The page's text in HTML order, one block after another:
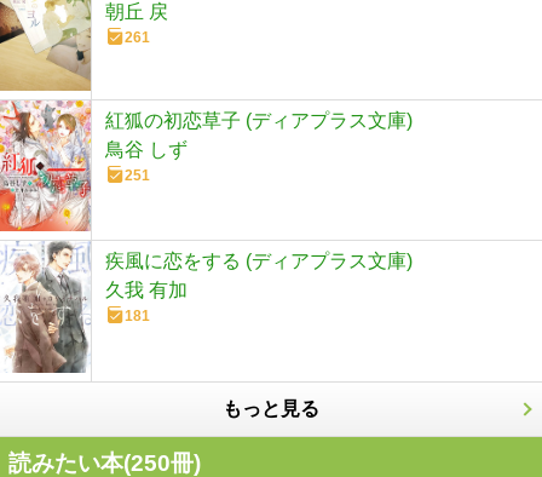
朝丘 戻
261
紅狐の初恋草子 (ディアプラス文庫)
鳥谷 しず
251
疾風に恋をする (ディアプラス文庫)
久我 有加
181
もっと見る
読みたい本(250冊)